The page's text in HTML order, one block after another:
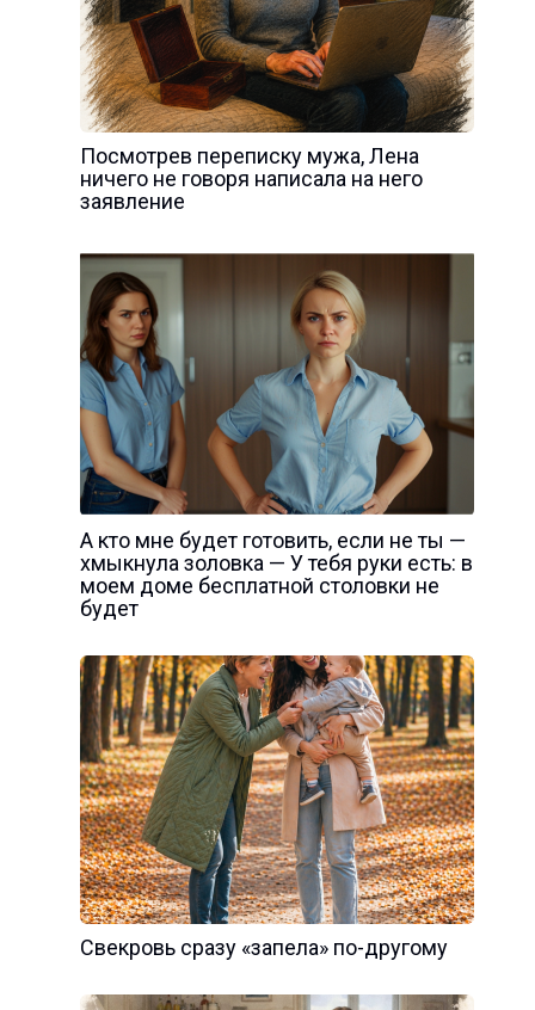
Посмотрев переписку мужа, Лена
ничего не говоря написала на него
заявление
А кто мне будет готовить, если не ты —
хмыкнула золовка — У тебя руки есть: в
моем доме бесплатной столовки не
будет
Свекровь сразу «запела» по-другому